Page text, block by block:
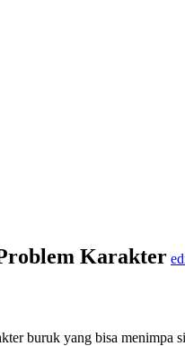
Karakter
buruk yang bisa menimpa